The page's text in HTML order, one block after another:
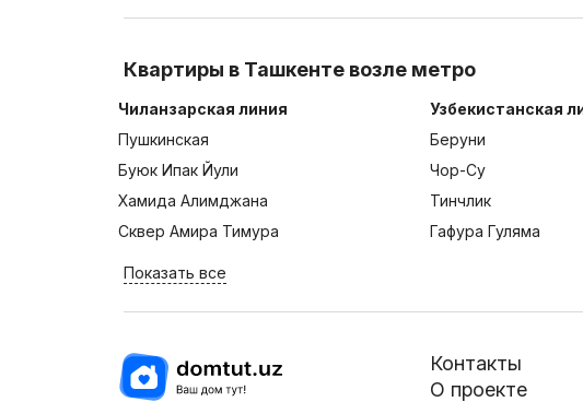
Квартиры в Ташкенте возле метро
Чиланзарская линия
Пушкинская
Буюк Ипак Йули
Хамида Алимджана
Сквер Амира Тимура
Узбекистанская
Беруни
Чор-Су
Тинчлик
Гафура Гуляма
Показать все
Контакты
О проекте